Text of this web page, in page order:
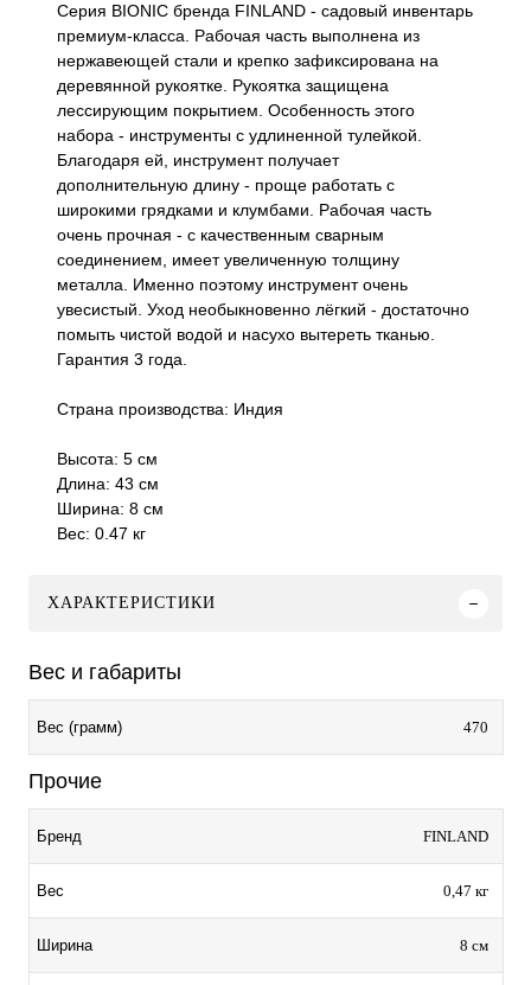
Серия BIONIC бренда FINLAND - садовый инвентарь
премиум-класса. Рабочая часть выполнена из
нержавеющей стали и крепко зафиксирована на
деревянной рукоятке. Рукоятка защищена
лессирующим покрытием. Особенность этого
набора - инструменты с удлиненной тулейкой.
Благодаря ей, инструмент получает
дополнительную длину - проще работать с
широкими грядками и клумбами. Рабочая часть
очень прочная - с качественным сварным
соединением, имеет увеличенную толщину
металла. Именно поэтому инструмент очень
увесистый. Уход необыкновенно лёгкий - достаточно
помыть чистой водой и насухо вытереть тканью.
Гарантия 3 года.
Страна производства: Индия
Высота: 5 см
Длина: 43 см
Ширина: 8 см
Вес: 0.47 кг
ХАРАКТЕРИСТИКИ
Вес и габариты
Вес (грамм) 470
Прочие
Бренд FINLAND
Вес 0,47 кг
Ширина 8 см